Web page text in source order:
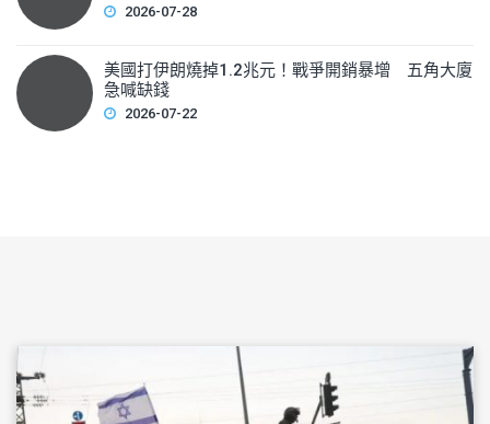
2026-07-28
美國打伊朗燒掉1.2兆元！戰爭開銷暴增 五角大廈
急喊缺錢
2026-07-22